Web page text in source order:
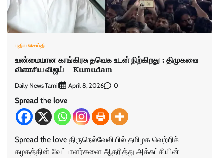
புதிய செய்தி
உண்மையான காங்கிரசு தவெக உடன் நிற்கிறது : திமுகவை
விளாசிய விஜய் – Kumudam
Daily News Tamil April 8, 2026 0
Spread the love
Spread the love திருநெல்வேலியில் தமிழக வெற்றிக்
கழகத்தின் வேட்பாளர்களை ஆதரித்து அக்கட்சியின்